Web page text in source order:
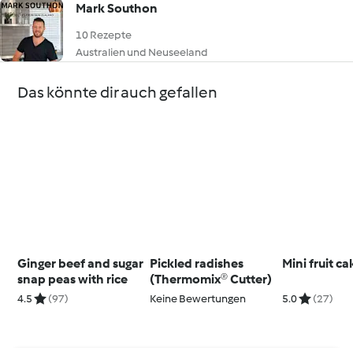
Mark Southon
10 Rezepte
Australien und Neuseeland
Das könnte dir auch gefallen
Ginger beef and sugar
snap peas with rice
4.5 (97)
Pickled radishes
(Thermomix® Cutter)
Keine Bewertungen
Mini fruit
5.0 (27)